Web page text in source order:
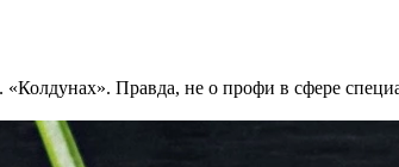
Правда, не о профи в сфере